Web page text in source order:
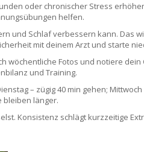
oder chronischer Stress
helfen.
und Schlaf verbessern kann.
mit deinem Arzt und starte
wöchentliche Fotos und notiere
und Training.
– zügig 40 min gehen;
bleiben länger.
Konsistenz schlägt kurzzeitige